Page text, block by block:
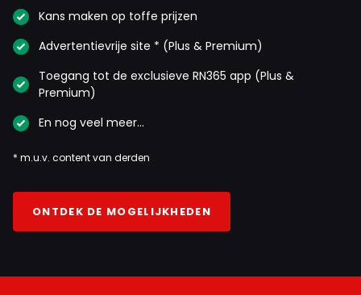
Kans maken op toffe prijzen
Advertentievrije site * (Plus & Premium)
Toegang tot de exclusieve RN365 app (Plus &
Premium)
En nog veel meer…
* m.u.v. content van derden
ONTDEK DE MOGELIJKHEDEN